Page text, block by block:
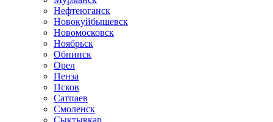
Нефтеюганск
Новокуйбышевск
Новомосковск
Ноябрьск
Обнинск
Орел
Пенза
Псков
Сатпаев
Смоленск
Сыктывкар